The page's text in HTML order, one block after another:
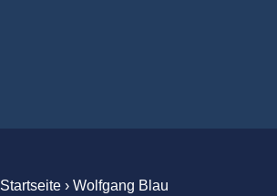
Startseite› Wolfgang Blau